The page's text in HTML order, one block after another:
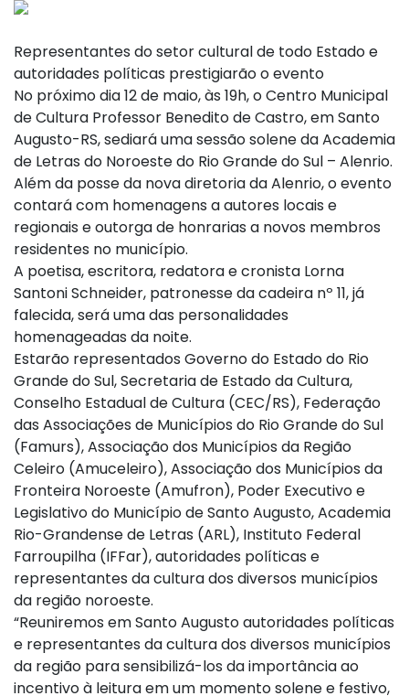
Representantes do setor cultural de todo Estado e
autoridades políticas prestigiarão o evento
No próximo dia 12 de maio, às 19h, o Centro Municipal
de Cultura Professor Benedito de Castro, em Santo
Augusto-RS, sediará uma sessão solene da Academia
de Letras do Noroeste do Rio Grande do Sul – Alenrio.
Além da posse da nova diretoria da Alenrio, o evento
contará com homenagens a autores locais e
regionais e outorga de honrarias a novos membros
residentes no município.
A poetisa, escritora, redatora e cronista Lorna
Santoni Schneider, patronesse da cadeira nº 11, já
falecida, será uma das personalidades
homenageadas da noite.
Estarão representados Governo do Estado do Rio
Grande do Sul, Secretaria de Estado da Cultura,
Conselho Estadual de Cultura (CEC/RS), Federação
das Associações de Municípios do Rio Grande do Sul
(Famurs), Associação dos Municípios da Região
Celeiro (Amuceleiro), Associação dos Municípios da
Fronteira Noroeste (Amufron), Poder Executivo e
Legislativo do Município de Santo Augusto, Academia
Rio-Grandense de Letras (ARL), Instituto Federal
Farroupilha (IFFar), autoridades políticas e
representantes da cultura dos diversos municípios
da região noroeste.
“Reuniremos em Santo Augusto autoridades políticas
e representantes da cultura dos diversos municípios
da região para sensibilizá-los da importância ao
incentivo à leitura em um momento solene e festivo,